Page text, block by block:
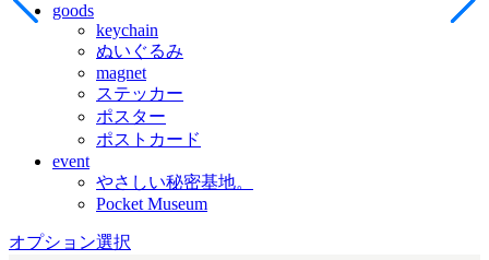
goods
keychain
ぬいぐるみ
magnet
ステッカー
ポスター
ポストカード
event
やさしい秘密基地。
Pocket Museum
オプション選択